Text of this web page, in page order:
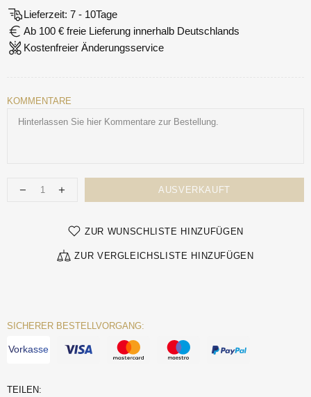
Lieferzeit: 7 - 10Tage
Ab 100 € freie Lieferung innerhalb Deutschlands
Kostenfreier Änderungsservice
KOMMENTARE
AUSVERKAUFT
ZUR WUNSCHLISTE HINZUFÜGEN
ZUR VERGLEICHSLISTE HINZUFÜGEN
SICHERER BESTELLVORGANG:
Vorkasse
TEILEN: